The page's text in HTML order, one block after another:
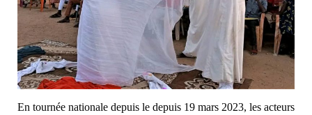
En tournée nationale depuis le depuis 19 mars 2023, les acteurs